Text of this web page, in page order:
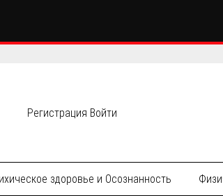
данных
Регистрация Войти
здоровье и Осознанность